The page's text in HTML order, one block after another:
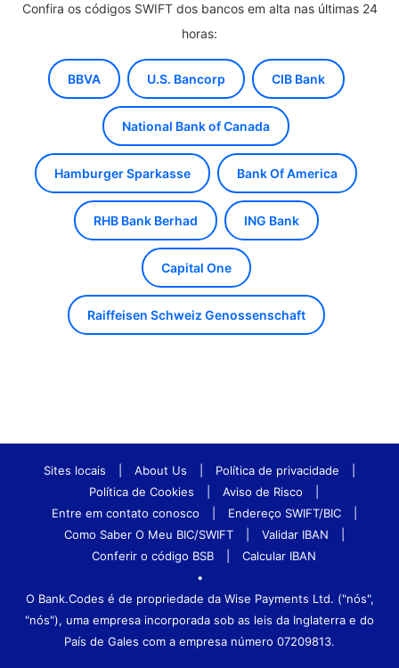
Confira os códigos SWIFT dos bancos em alta nas últimas 24
horas:
BBVA U.S. Bancorp CIB Bank
National Bank of Canada
Hamburger Sparkasse Bank Of America
RHB Bank Berhad ING Bank
Capital One
Raiffeisen Schweiz Genossenschaft
Sites locais About Us Política de privacidade
Política de Cookies
Aviso de Risco
Entre em contato conosco
Endereço SWIFT/BIC
Como Saber O Meu BIC/SWIFT
Validar IBAN
Conferir o código BSB
Calcular IBAN
•
O Bank.Codes é de propriedade da Wise Payments Ltd. ("nós",
"nós"), uma empresa incorporada sob as leis da Inglaterra e do
País de Gales com a empresa número 07209813.